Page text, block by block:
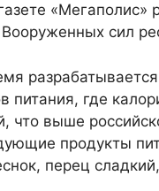
«Мегаполис»
сил
питания, где
что выше
продукты
перец